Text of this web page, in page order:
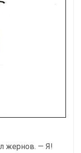
жернов. — Я!